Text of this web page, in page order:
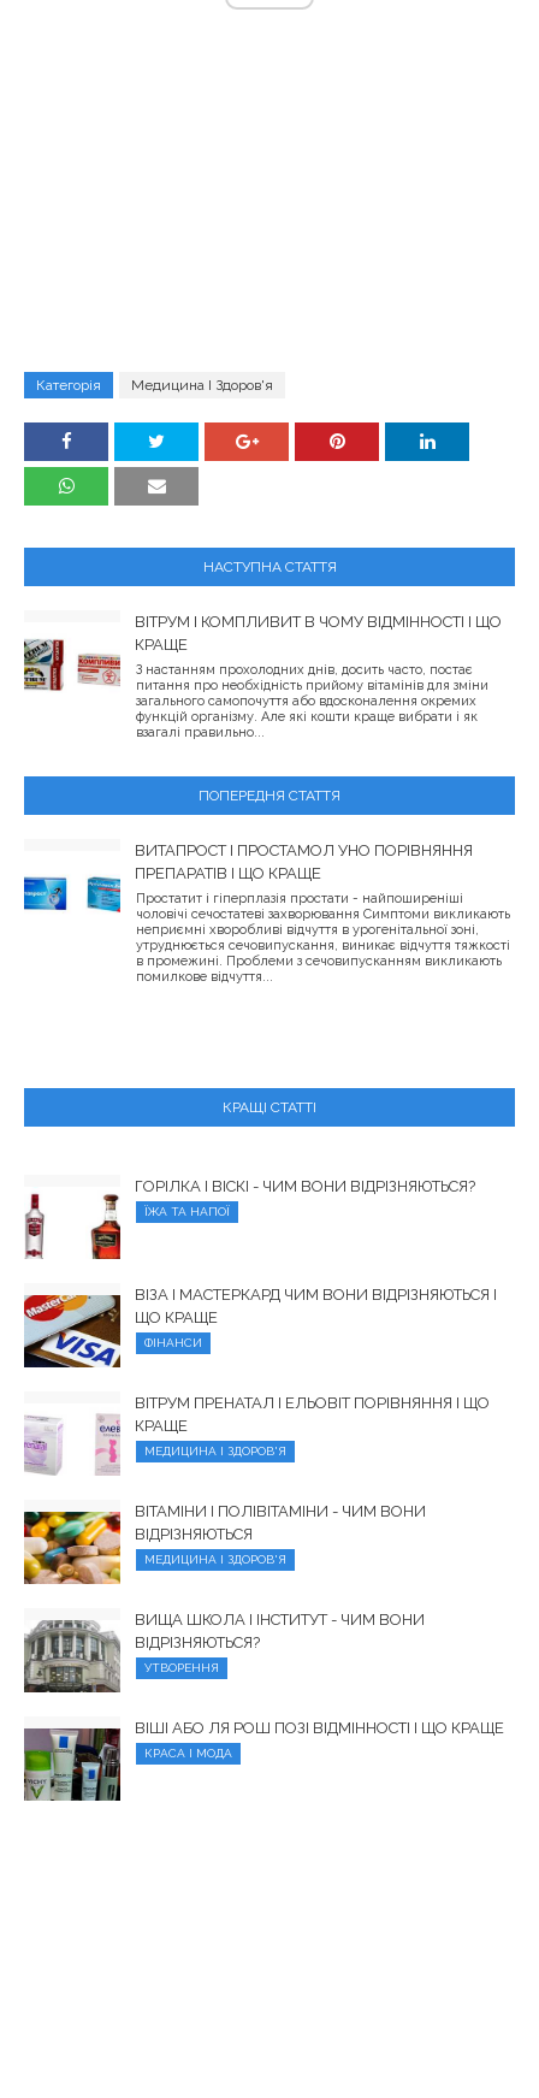
Категорія Медицина І Здоров'я
НАСТУПНА СТАТТЯ
ВІТРУМ І КОМПЛИВИТ В ЧОМУ ВІДМІННОСТІ І ЩО
КРАЩЕ
З настанням прохолодних днів, досить часто, постає
питання про необхідність прийому вітамінів для зміни
загального самопочуття або вдосконалення окремих
функцій організму. Але які кошти краще вибрати і як
взагалі правильно...
ПОПЕРЕДНЯ СТАТТЯ
ВИТАПРОСТ І ПРОСТАМОЛ УНО ПОРІВНЯННЯ
ПРЕПАРАТІВ І ЩО КРАЩЕ
Простатит і гіперплазія простати - найпоширеніші
чоловічі сечостатеві захворювання Симптоми викликають
неприємні хворобливі відчуття в урогенітальної зоні,
утруднюється сечовипускання, виникає відчуття тяжкості
в промежині. Проблеми з сечовипусканням викликають
помилкове відчуття...
КРАЩІ СТАТТІ
ГОРІЛКА І ВІСКІ - ЧИМ ВОНИ ВІДРІЗНЯЮТЬСЯ?
ЇЖА ТА НАПОЇ
ВІЗА І МАСТЕРКАРД ЧИМ ВОНИ ВІДРІЗНЯЮТЬСЯ І
ЩО КРАЩЕ
ФІНАНСИ
ВІТРУМ ПРЕНАТАЛ І ЕЛЬОВІТ ПОРІВНЯННЯ І ЩО
КРАЩЕ
МЕДИЦИНА І ЗДОРОВ'Я
ВІТАМІНИ І ПОЛІВІТАМІНИ - ЧИМ ВОНИ
ВІДРІЗНЯЮТЬСЯ
МЕДИЦИНА І ЗДОРОВ'Я
ВИЩА ШКОЛА І ІНСТИТУТ - ЧИМ ВОНИ
ВІДРІЗНЯЮТЬСЯ?
УТВОРЕННЯ
ВІШІ АБО ЛЯ РОШ ПОЗІ ВІДМІННОСТІ І ЩО КРАЩЕ
КРАСА І МОДА